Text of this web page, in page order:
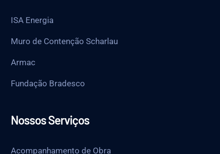
ISA Energia
Muro de Contenção Scharlau
Armac
Fundação Bradesco
Nossos Serviços
Acompanhamento de Obra